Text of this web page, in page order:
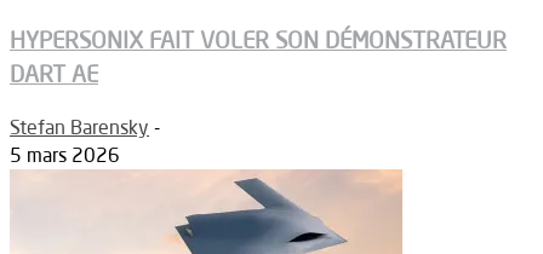
HYPERSONIX FAIT VOLER SON DÉMONSTRATEUR
DART AE
Stefan Barensky -
5 mars 2026